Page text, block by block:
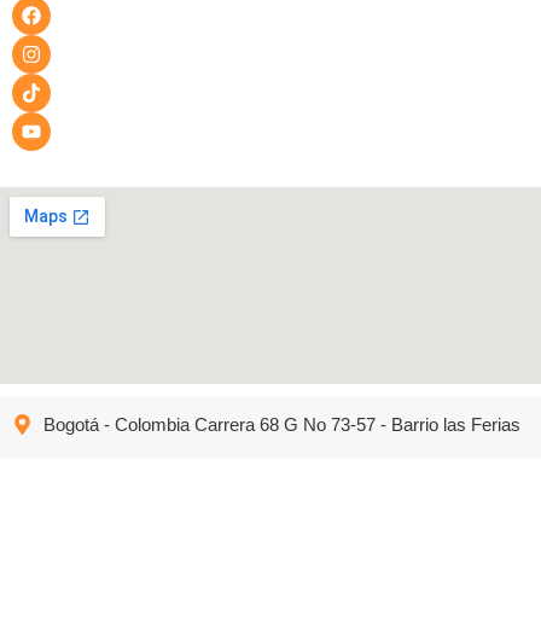
Bogotá - Colombia Carrera 68 G No 73-57 - Barrio las Ferias